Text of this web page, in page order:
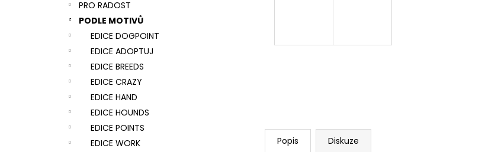
PRO RADOST
PODLE MOTIVŮ
EDICE DOGPOINT
EDICE ADOPTUJ
EDICE BREEDS
EDICE CRAZY
EDICE HAND
EDICE HOUNDS
EDICE POINTS
EDICE WORK
Popis Diskuze
NÁRAMEK TLAPKA - ČERNÁ
159 Kč